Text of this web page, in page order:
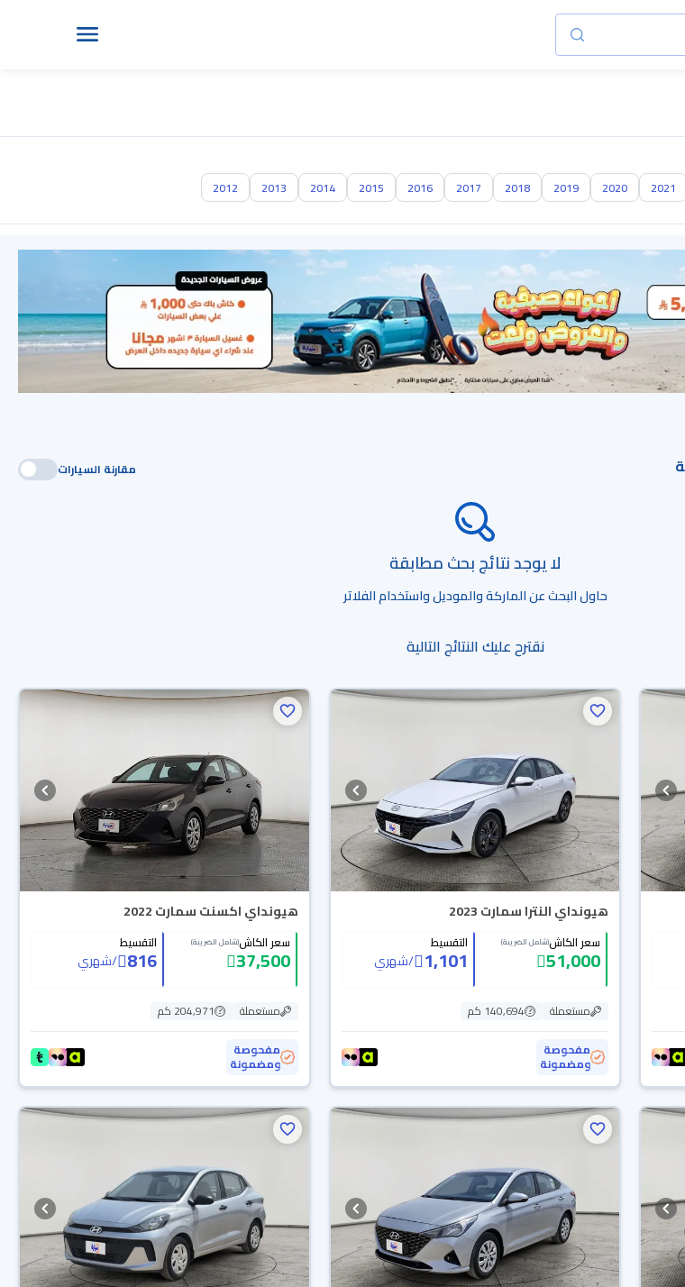
2021
2020
2019
2018
2017
2016
2015
2014
2013
2012
مقارنة السيارات
لا يوجد نتائج بحث مطابقة
حاول البحث عن الماركة والموديل واستخدام الفلاتر
نقترح عليك النتائج التالية
هيونداي النترا سمارت 2023
سعر الكاش(شامل الضريبة)
51,000
التقسيط
1,101
/شهري
مستعملة
140,694 كم
مفحوصة
ومضمونة
هيونداي اكسنت سمارت 2022
سعر الكاش(شامل الضريبة)
37,500
التقسيط
816
/شهري
مستعملة
204,971 كم
مفحوصة
ومضمونة